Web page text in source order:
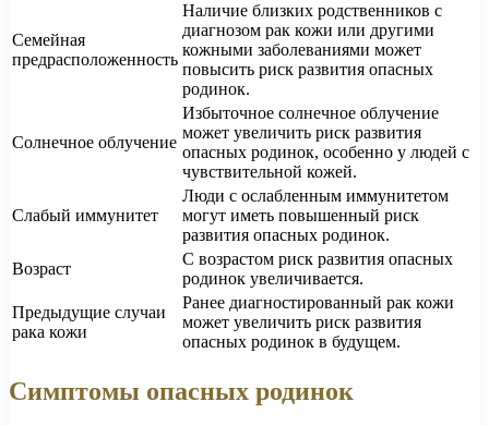
Семейная
предрасположенность
Наличие близких родственников с
диагнозом рак кожи или другими
кожными заболеваниями может
повысить риск развития опасных
родинок.
Солнечное облучение
Избыточное солнечное облучение
может увеличить риск развития
опасных родинок, особенно у людей с
чувствительной кожей.
Слабый иммунитет
Люди с ослабленным иммунитетом
могут иметь повышенный риск
развития опасных родинок.
Возраст
С возрастом риск развития опасных
родинок увеличивается.
Предыдущие случаи
рака кожи
Ранее диагностированный рак кожи
может увеличить риск развития
опасных родинок в будущем.
Симптомы опасных родинок